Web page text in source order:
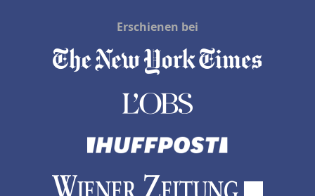
Erschienen bei